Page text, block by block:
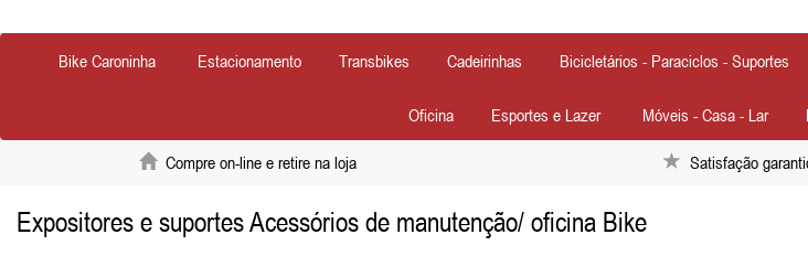
Bike Caroninha Estacionamento Transbikes Cadeirinhas Bicicletários - Paraciclos - Suportes
Oficina Esportes e Lazer Móveis - Casa - Lar
Compre on-line e retire na loja Satisfação
Expositores e suportes Acessórios de manutenção/ oficina Bike